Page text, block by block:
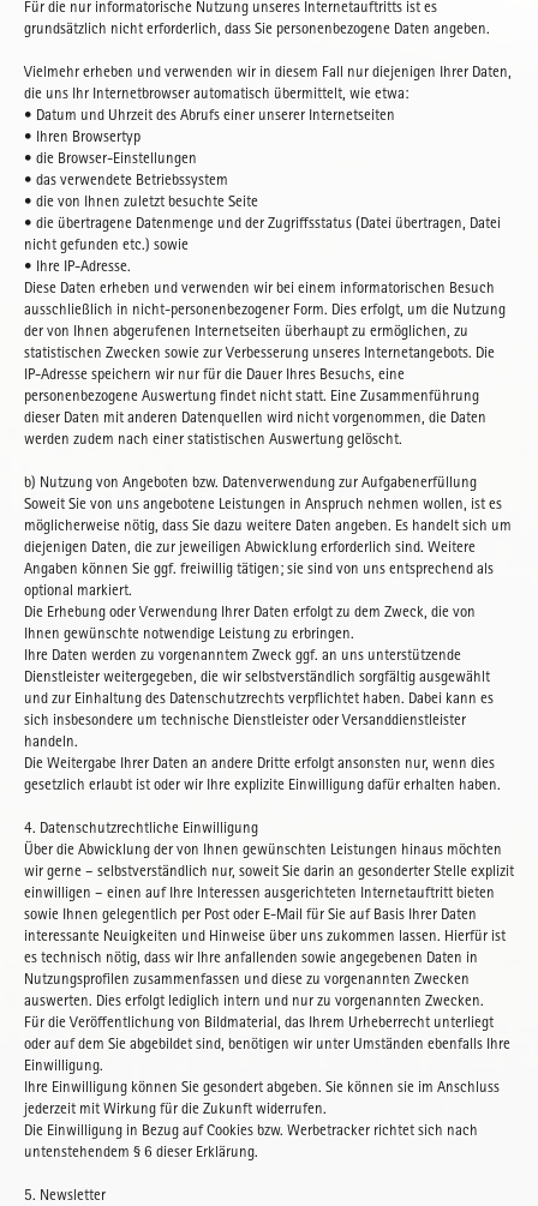
Für die nur informatorische Nutzung unseres Internetauftritts ist es
grundsätzlich nicht erforderlich, dass Sie personenbezogene Daten angeben.
Vielmehr erheben und verwenden wir in diesem Fall nur diejenigen Ihrer Daten,
die uns Ihr Internetbrowser automatisch übermittelt, wie etwa:
• Datum und Uhrzeit des Abrufs einer unserer Internetseiten
• Ihren Browsertyp
• die Browser-Einstellungen
• das verwendete Betriebssystem
• die von Ihnen zuletzt besuchte Seite
• die übertragene Datenmenge und der Zugriffsstatus (Datei übertragen, Datei
nicht gefunden etc.) sowie
• Ihre IP-Adresse.
Diese Daten erheben und verwenden wir bei einem informatorischen Besuch
ausschließlich in nicht-personenbezogener Form. Dies erfolgt, um die Nutzung
der von Ihnen abgerufenen Internetseiten überhaupt zu ermöglichen, zu
statistischen Zwecken sowie zur Verbesserung unseres Internetangebots. Die
IP-Adresse speichern wir nur für die Dauer Ihres Besuchs, eine
personenbezogene Auswertung findet nicht statt. Eine Zusammenführung
dieser Daten mit anderen Datenquellen wird nicht vorgenommen, die Daten
werden zudem nach einer statistischen Auswertung gelöscht.
b) Nutzung von Angeboten bzw. Datenverwendung zur Aufgabenerfüllung
Soweit Sie von uns angebotene Leistungen in Anspruch nehmen wollen, ist es
möglicherweise nötig, dass Sie dazu weitere Daten angeben. Es handelt sich um
diejenigen Daten, die zur jeweiligen Abwicklung erforderlich sind. Weitere
Angaben können Sie ggf. freiwillig tätigen; sie sind von uns entsprechend als
optional markiert.
Die Erhebung oder Verwendung Ihrer Daten erfolgt zu dem Zweck, die von
Ihnen gewünschte notwendige Leistung zu erbringen.
Ihre Daten werden zu vorgenanntem Zweck ggf. an uns unterstützende
Dienstleister weitergegeben, die wir selbstverständlich sorgfältig ausgewählt
und zur Einhaltung des Datenschutzrechts verpflichtet haben. Dabei kann es
sich insbesondere um technische Dienstleister oder Versanddienstleister
handeln.
Die Weitergabe Ihrer Daten an andere Dritte erfolgt ansonsten nur, wenn dies
gesetzlich erlaubt ist oder wir Ihre explizite Einwilligung dafür erhalten haben.
4. Datenschutzrechtliche Einwilligung
Über die Abwicklung der von Ihnen gewünschten Leistungen hinaus möchten
wir gerne – selbstverständlich nur, soweit Sie darin an gesonderter Stelle explizit
einwilligen – einen auf Ihre Interessen ausgerichteten Internetauftritt bieten
sowie Ihnen gelegentlich per Post oder E-Mail für Sie auf Basis Ihrer Daten
interessante Neuigkeiten und Hinweise über uns zukommen lassen. Hierfür ist
es technisch nötig, dass wir Ihre anfallenden sowie angegebenen Daten in
Nutzungsprofilen zusammenfassen und diese zu vorgenannten Zwecken
auswerten. Dies erfolgt lediglich intern und nur zu vorgenannten Zwecken.
Für die Veröffentlichung von Bildmaterial, das Ihrem Urheberrecht unterliegt
oder auf dem Sie abgebildet sind, benötigen wir unter Umständen ebenfalls Ihre
Einwilligung.
Ihre Einwilligung können Sie gesondert abgeben. Sie können sie im Anschluss
jederzeit mit Wirkung für die Zukunft widerrufen.
Die Einwilligung in Bezug auf Cookies bzw. Werbetracker richtet sich nach
untenstehendem § 6 dieser Erklärung.
5. Newsletter